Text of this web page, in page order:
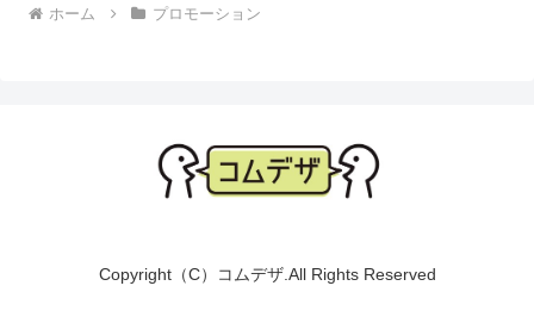
ホーム プロモーション
Copyright（C）コムデザ.All Rights Reserved